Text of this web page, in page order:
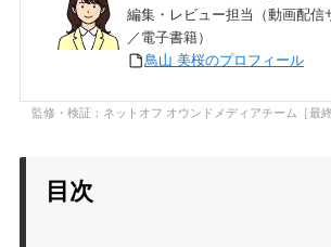
編集・レビュー担当（動画配信
／電子書籍）
鳥山 美桜のプロフィール
監修・検証：ネットオフ オウンドメディアチーム［最終
目次